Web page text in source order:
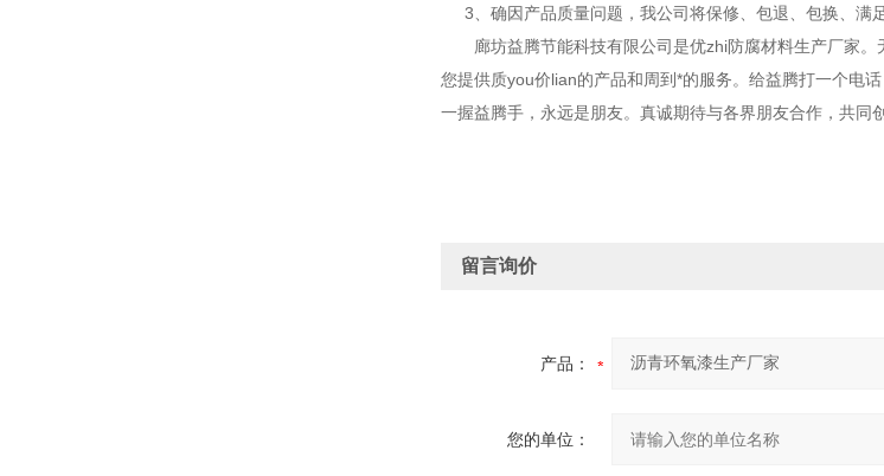
3、确因产品质量问题，我公司将保修、包退、包换、满足
廊坊益腾节能科技有限公司是优zhi防腐材料生产厂家。
您提供质you价lian的产品和周到*的服务。给益腾打一个电
一握益腾手，永远是朋友。真诚期待与各界朋友合作，共同
留言询价
产品：
您的单位：